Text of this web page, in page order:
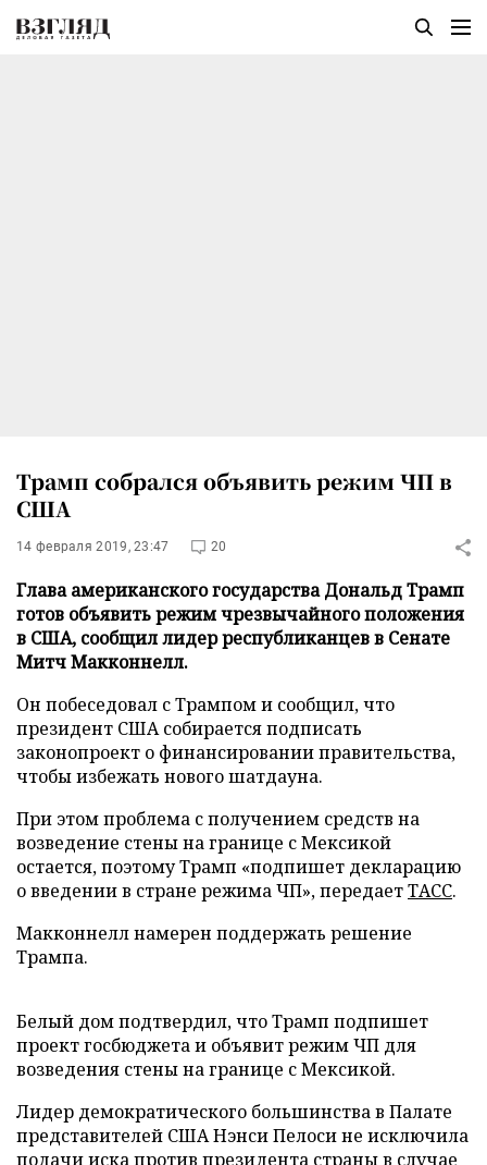
Трамп собрался объявить режим ЧП в
США
14 февраля 2019, 23:47 20
Глава американского государства Дональд Трамп
готов объявить режим чрезвычайного положения
в США, сообщил лидер республиканцев в Сенате
Митч Макконнелл.
Он побеседовал с Трампом и сообщил, что
президент США собирается подписать
законопроект о финансировании правительства,
чтобы избежать нового шатдауна.
При этом проблема с получением средств на
возведение стены на границе с Мексикой
остается, поэтому Трамп «подпишет декларацию
о введении в стране режима ЧП», передаетТАСС.
Макконнелл намерен поддержать решение
Трампа.
Белый дом подтвердил, что Трамп подпишет
проект госбюджета и объявит режим ЧП для
возведения стены на границе с Мексикой.
Лидер демократического большинства в Палате
представителей США Нэнси Пелоси не исключила
подачи иска против президента страны в случае